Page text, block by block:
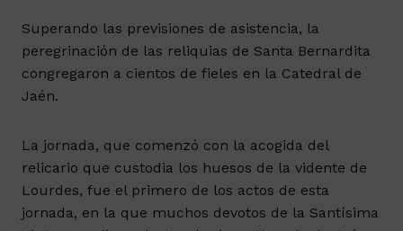
Superando las previsiones de asistencia, la
peregrinación de las reliquias de Santa Bernardita
congregaron a cientos de fieles en la Catedral de
Jaén.
La jornada, que comenzó con la acogida del
relicario que custodia los huesos de la vidente de
Lourdes, fue el primero de los actos de esta
jornada, en la que muchos devotos de la Santísima